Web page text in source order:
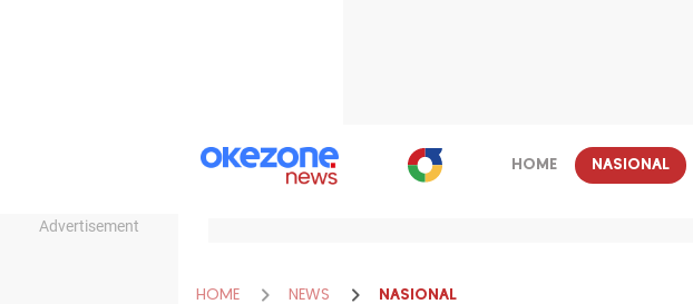
Advertisement
HOME NASIONAL
HOME NEWS NASIONAL